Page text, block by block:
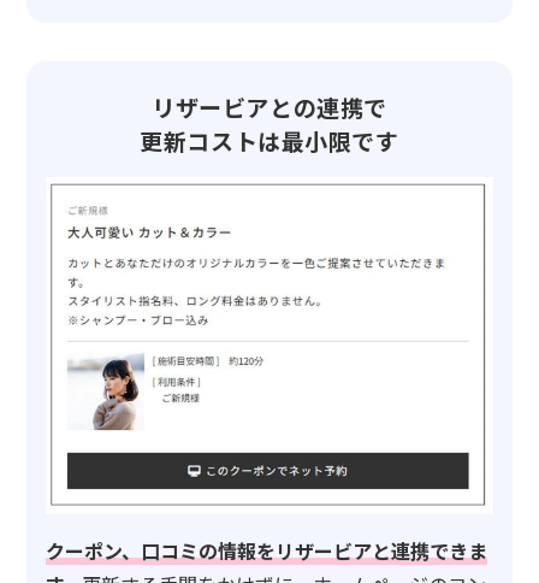
リザービアとの連携で
更新コストは最小限です
クーポン、口コミの情報をリザービアと連携できま